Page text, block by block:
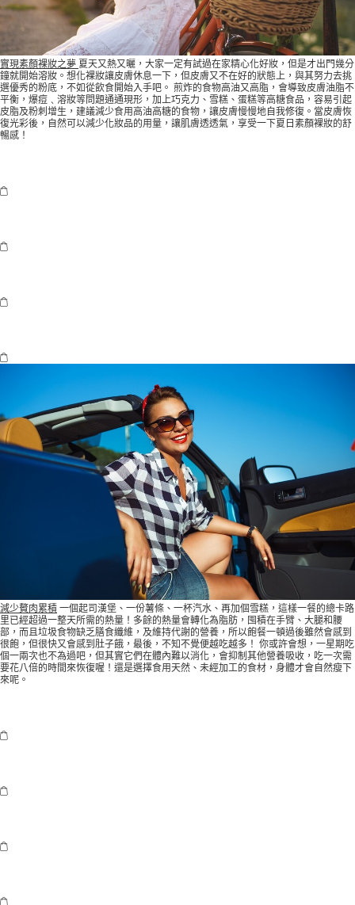
實現素顏裸妝之夢 夏天又熱又曬，大家一定有試過在家精心化好妝，但是才出門幾分
鐘就開始溶妝。想化裸妝讓皮膚休息一下，但皮膚又不在好的狀態上，與其努力去挑
選優秀的粉底，不如從飲食開始入手吧。 煎炸的食物高油又高脂，會導致皮膚油脂不
平衡，爆痘﹑溶妝等問題通通現形，加上巧克力、雪糕、蛋糕等高糖食品，容易引起
皮脂及粉刺增生，建議減少食用高油高糖的食物，讓皮膚慢慢地自我修復。當皮膚恢
復光彩後，自然可以減少化妝品的用量，讓肌膚透透氣，享受一下夏日素顏裸妝的舒
暢感！
減少贅肉累積 一個起司漢堡、一份薯條、一杯汽水、再加個雪糕，這樣一餐的總卡路
里已經超過一整天所需的熱量！多餘的熱量會轉化為脂肪，囤積在手臂、大腿和腰
部，而且垃圾食物缺乏膳食纖維，及維持代謝的營養，所以飽餐一頓過後雖然會感到
很飽，但很快又會感到肚子餓，最後，不知不覺便越吃越多！ 你或許會想，一星期吃
個一兩次也不為過吧，但其實它們在體內難以消化，會抑制其他營養吸收，吃一次需
要花八倍的時間來恢復喔！還是選擇食用天然、未經加工的食材，身體才會自然瘦下
來呢。